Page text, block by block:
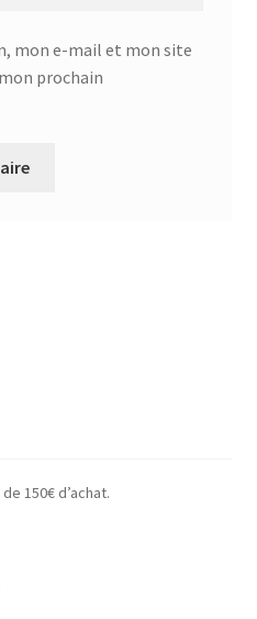
mon e-mail et mon site
prochain
150€ d’achat.